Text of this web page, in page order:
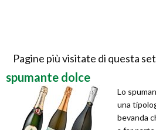
Pagine più visitate di questa
spumante dolce
Lo
una
bevanda